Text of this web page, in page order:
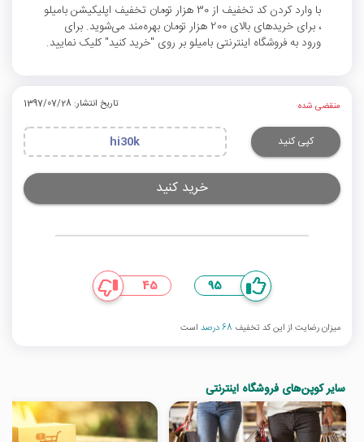
با وارد کردن کد تخفیف از 30 هزار تومان تخفیف اپلیکیشن بامیلو
، برای خریدهای بالای 200 هزار تومان بهره‌مند می‌شوید. برای
ورود به فروشگاه اینترنتی بامیلو بر روی "خرید کنید" کلیک نمایید.
منقضی شده تاریخ انتشار: 1397/07/28
کپی کنید hi30k
خرید کنید
95
45
میزان رضایت از این کد تخفیف 68 درصد است
سایر کوپن‌های فروشگاه اینترنتی